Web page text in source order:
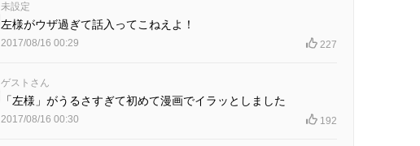
未設定
左様がウザ過ぎて話入ってこねえよ！
2017/08/16 00:29 227
ゲストさん
「左様」がうるさすぎて初めて漫画でイラッとしました
2017/08/16 00:30 192